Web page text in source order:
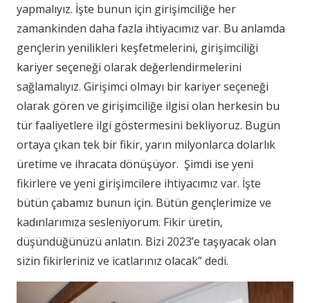
yapmalıyız. İşte bunun için girişimciliğe her
zamankinden daha fazla ihtiyacımız var. Bu anlamda
gençlerin yenilikleri keşfetmelerini, girişimciliği
kariyer seçeneği olarak değerlendirmelerini
sağlamalıyız. Girişimci olmayı bir kariyer seçeneği
olarak gören ve girişimciliğe ilgisi olan herkesin bu
tür faaliyetlere ilgi göstermesini bekliyoruz. Bugün
ortaya çıkan tek bir fikir, yarın milyonlarca dolarlık
üretime ve ihracata dönüşüyor. Şimdi ise yeni
fikirlere ve yeni girişimcilere ihtiyacımız var. İşte
bütün çabamız bunun için. Bütün gençlerimize ve
kadınlarımıza sesleniyorum. Fikir üretin,
düşündüğünüzü anlatın. Bizi 2023’e taşıyacak olan
sizin fikirleriniz ve icatlarınız olacak” dedi.